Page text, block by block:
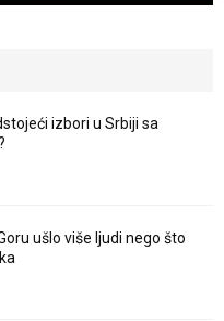
izbori u Srbiji sa
ušlo više ljudi nego što